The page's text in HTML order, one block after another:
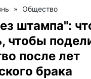
» Общество
штампа":
чтобы
после лет
брака